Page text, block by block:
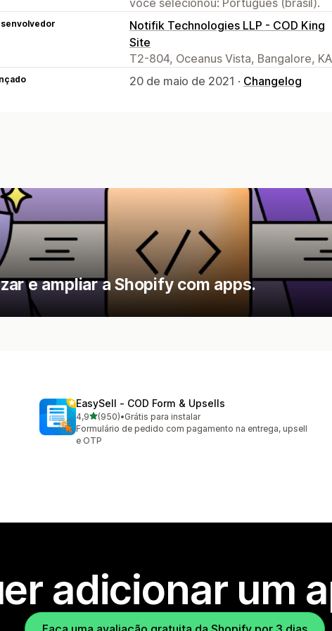
Notifik Technologies LLP - COD King
Site
T2-804, Oceanus Vista, Bangalore,
20 de maio de 2021 · Changelog
e ampliar a Shopify com apps.
EasySell ‑ COD Form & Upsells
4,9de 5 estrelas
(950)
950 avaliações ao todo
•Grátis para instalar
Formulário de pedido com pagamento na entrega, upsell
e OTP
adicionar um